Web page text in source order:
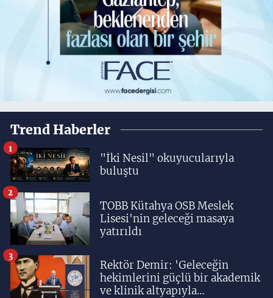
Trend Haberler
"İki Nesil" okuyucularıyla
buluştu
1
TOBB Kütahya OSB Meslek
Lisesi'nin geleceği masaya
yatırıldı
2
Rektör Demir: 'Geleceğin
hekimlerini güçlü bir akademik
ve klinik altyapıyla
3